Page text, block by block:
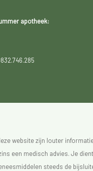
apotheek:
website zijn louter
een medisch advies. Je
steeds de